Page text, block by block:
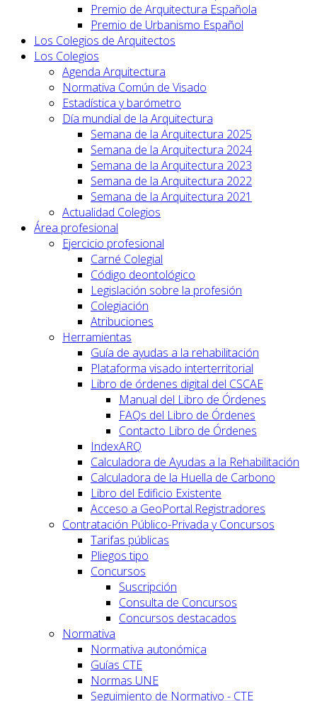
Premio de Arquitectura Española
Premio de Urbanismo Español
Los Colegios de Arquitectos
Los Colegios
Agenda Arquitectura
Normativa Común de Visado
Estadística y barómetro
Día mundial de la Arquitectura
Semana de la Arquitectura 2025
Semana de la Arquitectura 2024
Semana de la Arquitectura 2023
Semana de la Arquitectura 2022
Semana de la Arquitectura 2021
Actualidad Colegios
Área profesional
Ejercicio profesional
Carné Colegial
Código deontológico
Legislación sobre la profesión
Colegiación
Atribuciones
Herramientas
Guía de ayudas a la rehabilitación
Plataforma visado interterritorial
Libro de órdenes digital del CSCAE
Manual del Libro de Órdenes
FAQs del Libro de Órdenes
Contacto Libro de Órdenes
IndexARQ
Calculadora de Ayudas a la Rehabilitación
Calculadora de la Huella de Carbono
Libro del Edificio Existente
Acceso a GeoPortal.Registradores
Contratación Público-Privada y Concursos
Tarifas públicas
Pliegos tipo
Concursos
Suscripción
Consulta de Concursos
Concursos destacados
Normativa
Normativa autonómica
Guías CTE
Normas UNE
Seguimiento de Normativo - CTE